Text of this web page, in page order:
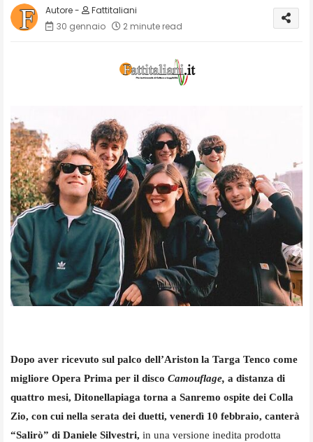
Fattitaliani
30 gennaio
2 minute read
Dopo aver ricevuto sul palco dell’Ariston la Targa Tenco come
migliore Opera Prima per il disco Camouflage, a distanza di
quattro mesi, Ditonellapiaga torna a Sanremo ospite dei Colla
Zio, con cui nella serata dei duetti, venerdì 10 febbraio, canterà
“Salirò” di Daniele Silvestri, in una versione inedita prodotta